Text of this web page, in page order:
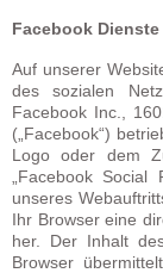
Facebook Dienste
Auf unserer
des sozialen
Facebook Inc.,
(„Facebook“)
Logo oder dem
„Facebook
unseres
Ihr Browser eine
her. Der Inhalt
Browser